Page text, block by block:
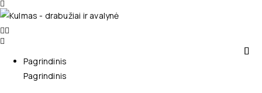
Pagrindinis
Pagrindinis